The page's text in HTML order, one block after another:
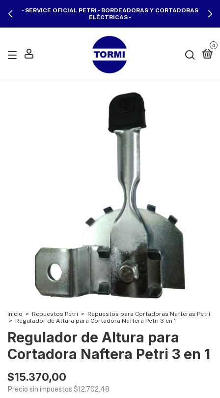
- SERVICE OFICIAL PETRI - BORDEADORAS Y CORTADORAS
ELÉCTRICAS -
0
Inicio > Repuestos Petri > Repuestos para Cortadoras Nafteras Petri
> Regulador de Altura para Cortadora Naftera Petri 3 en 1
Regulador de Altura para
Cortadora Naftera Petri 3 en 1
$15.370,00
Precio sin impuestos $12.702,48